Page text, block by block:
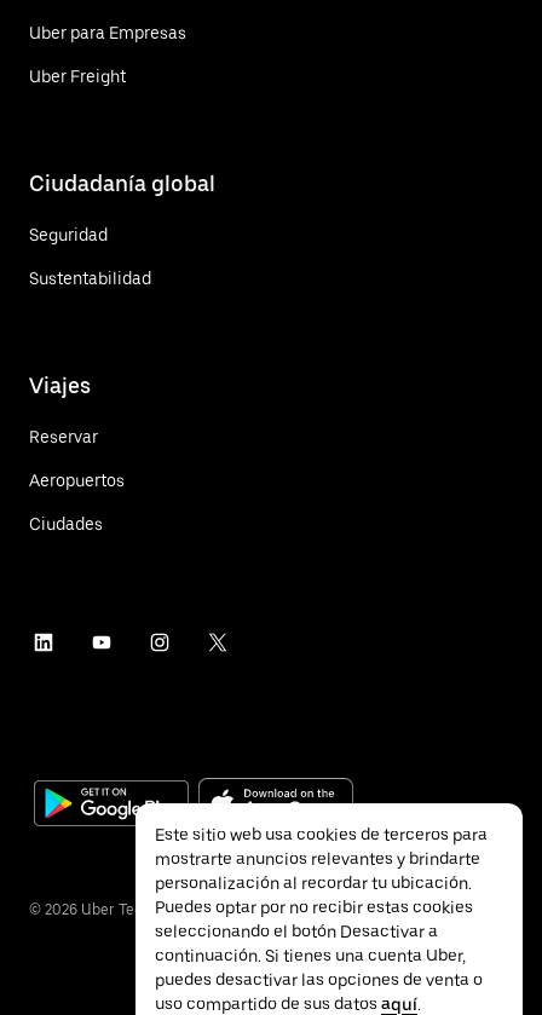
Uber para Empresas
Uber Freight
Ciudadanía global
Seguridad
Sustentabilidad
Viajes
Reservar
Aeropuertos
Ciudades
© 2026 Uber Technologies Inc.
Este sitio web usa cookies de terceros para
mostrarte anuncios relevantes y brindarte
personalización al recordar tu ubicación.
Puedes optar por no recibir estas cookies
seleccionando el botón Desactivar a
continuación. Si tienes una cuenta Uber,
puedes desactivar las opciones de venta o
uso compartido de sus datos aquí.